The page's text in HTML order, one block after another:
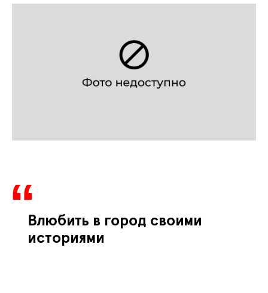
Влюбить в город своими
историями